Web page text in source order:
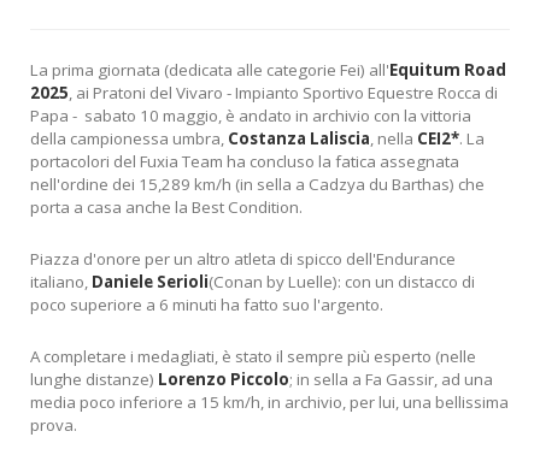
La prima giornata (dedicata alle categorie Fei) all'Equitum Road
2025, ai Pratoni del Vivaro - Impianto Sportivo Equestre Rocca di
Papa - sabato 10 maggio, è andato in archivio con la vittoria
della campionessa umbra, Costanza Laliscia, nella CEI2*. La
portacolori del Fuxia Team ha concluso la fatica assegnata
nell'ordine dei 15,289 km/h (in sella a Cadzya du Barthas) che
porta a casa anche la Best Condition.
Piazza d'onore per un altro atleta di spicco dell'Endurance
italiano, Daniele Serioli(Conan by Luelle): con un distacco di
poco superiore a 6 minuti ha fatto suo l'argento.
A completare i medagliati, è stato il sempre più esperto (nelle
lunghe distanze) Lorenzo Piccolo; in sella a Fa Gassir, ad una
media poco inferiore a 15 km/h, in archivio, per lui, una bellissima
prova.